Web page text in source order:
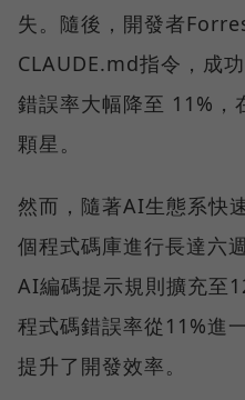
失。隨後，開發者
CLAUDE.md指令，成
錯誤率大幅降至 11%
顆星。
然而，隨著AI生態系快
個程式碼庫進行長達六
AI編碼提示規則擴充至
程式碼錯誤率從11%進
提升了開發效率。